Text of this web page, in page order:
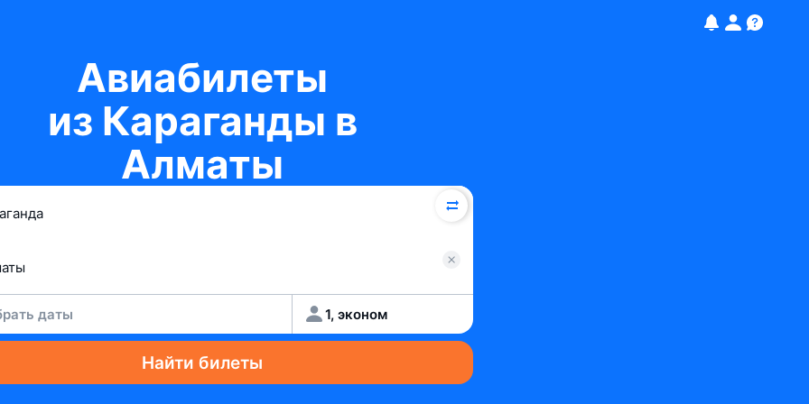
Авиабилеты
из Караганды в
Алматы
даты 1, эконом
Найти билеты